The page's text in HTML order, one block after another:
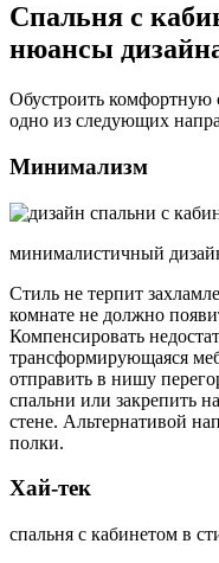
Спальня с
нюансы
Обустроить
одно из следующих
Минимализм
минималистичный
Стиль не терпит
комнате не должно
Компенсировать
трансформирующаяся
отправить в нишу
спальни или закрепить
стене. Альтернативой
полки.
Хай-тек
спальня с кабинетом в